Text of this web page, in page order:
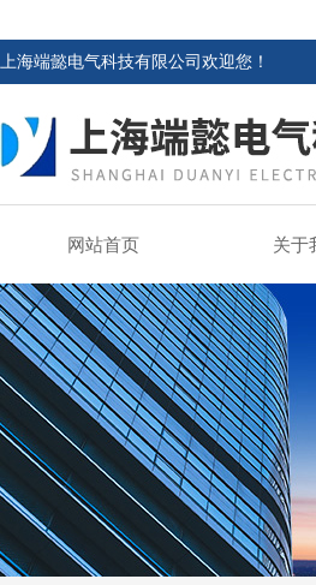
上海端懿电气科技有限公司欢迎您！
网站首页 关于